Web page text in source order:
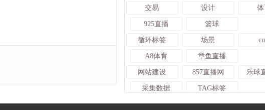
交易 设计
925直播 篮球
循环标签 场景
A8体育 章鱼直播
网站建设 857直播网 乐球
采集数据 TAG标签
足球资讯 龙珠直播 迅